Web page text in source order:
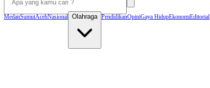
MedanSumutAcehNasional Olahraga PendidikanOpiniGaya HidupEkonomiEditorial